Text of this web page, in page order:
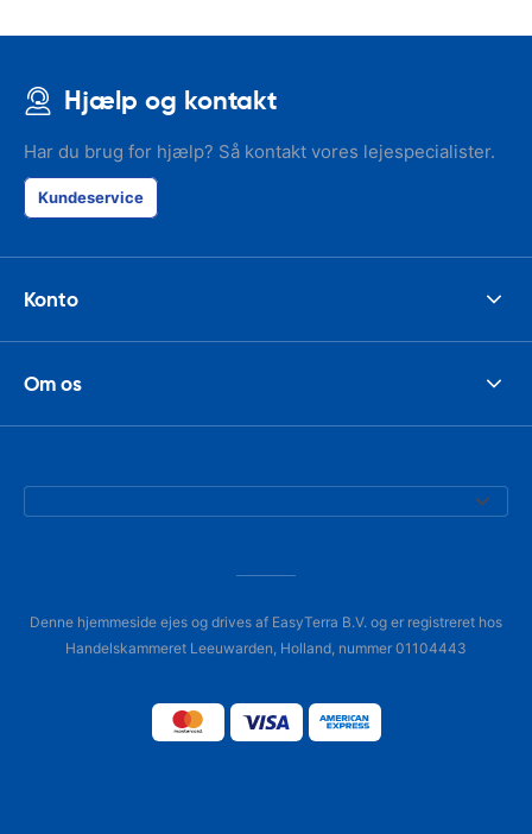
Hjælp og kontakt
Har du brug for hjælp? Så kontakt vores lejespecialister.
Kundeservice
Konto
Om os
Denne hjemmeside ejes og drives af EasyTerra B.V. og er registreret hos
Handelskammeret Leeuwarden, Holland, nummer 01104443